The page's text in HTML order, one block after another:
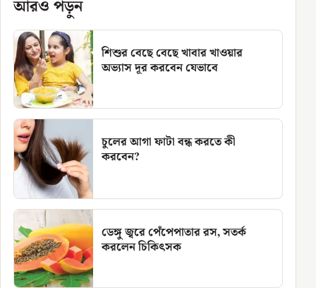
আরও পড়ুন
শিশুর বেছে বেছে খাবার খাওয়ার
অভ্যাস দূর করবেন যেভাবে
চুলের আগা ফাটা বন্ধ করতে কী
করবেন?
ডেঙ্গু জ্বরে পেঁপেপাতার রস, সতর্ক
করলেন চিকিৎসক